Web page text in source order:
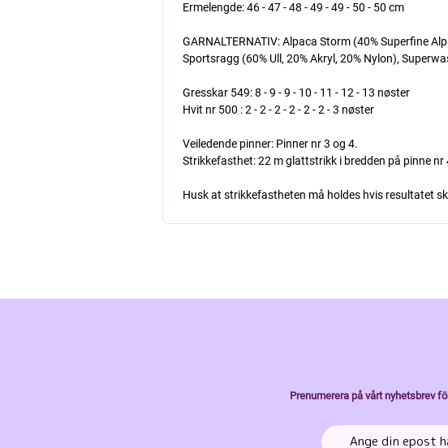
Ermelengde: 46 - 47 - 48 - 49 - 49 - 50 - 50 cm
GARNALTERNATIV: Alpaca Storm (40% Superfine
Sportsragg (60% Ull, 20% Akryl, 20% Nylon),
Gresskar 549: 8 - 9 - 9 - 10 - 11 - 12 - 13 nøster
Hvit nr 500 : 2 - 2 - 2 - 2 - 2 - 2 - 3 nøster
Veiledende pinner: Pinner nr 3 og 4.
Strikkefasthet: 22 m glattstrikk i bredden på pinne nr
Husk at strikkefastheten må holdes hvis resultatet
Prenumerera på vårt nyhetsbrev